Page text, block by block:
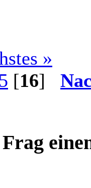
»
[16]